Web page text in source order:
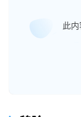
此内